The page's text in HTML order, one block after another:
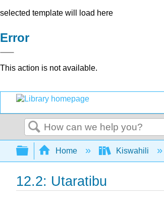
selected template will load here
Error
This action is not available.
Search
Expand/collapse global
Home Kiswahili
12.2: Utaratibu